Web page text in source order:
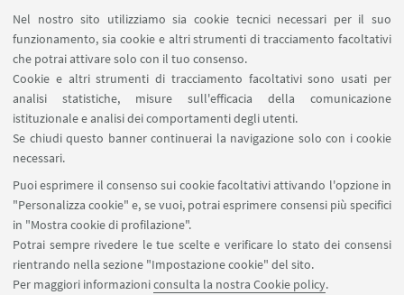
Nel nostro sito utilizziamo sia cookie tecnici necessari per il suo
funzionamento, sia cookie e altri strumenti di tracciamento facoltativi
che potrai attivare solo con il tuo consenso.
Cookie e altri strumenti di tracciamento facoltativi sono usati per
analisi statistiche, misure sull'efficacia della comunicazione
istituzionale e analisi dei comportamenti degli utenti.
Se chiudi questo banner continuerai la navigazione solo con i cookie
necessari.
Puoi esprimere il consenso sui cookie facoltativi attivando l'opzione in
"Personalizza cookie" e, se vuoi, potrai esprimere consensi più specifici
in "Mostra cookie di profilazione".
Potrai sempre rivedere le tue scelte e verificare lo stato dei consensi
rientrando nella sezione "Impostazione cookie" del sito.
Per maggiori informazioniconsulta la nostra Cookie policy.
Segnala un evento
Contatti
SEGUI IL DIPARTIMENTO SU:
SEGUI UNIBO SU:
APP: